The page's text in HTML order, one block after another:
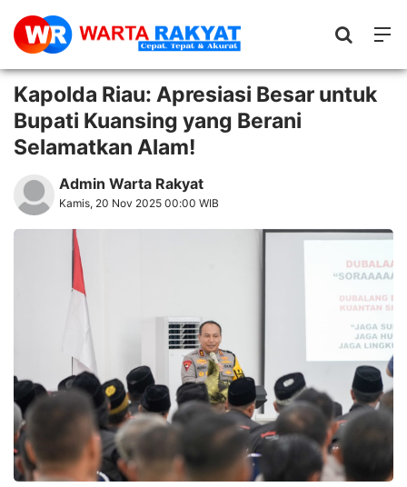
Kapolda Riau: Apresiasi Besar untuk
Bupati Kuansing yang Berani
Selamatkan Alam!
Admin Warta Rakyat
Kamis, 20 Nov 2025 00:00 WIB